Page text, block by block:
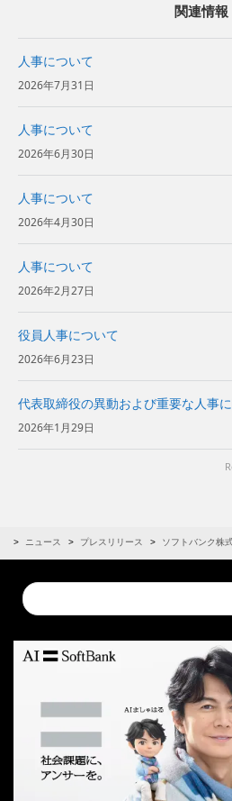
関連情報
人事について
2026年7月31日
人事について
2026年6月30日
人事について
2026年4月30日
人事について
2026年2月27日
役員人事について
2026年6月23日
代表取締役の異動および重要な人事
2026年1月29日
ニュース プレスリリース ソフトバンク株
Conduct
a